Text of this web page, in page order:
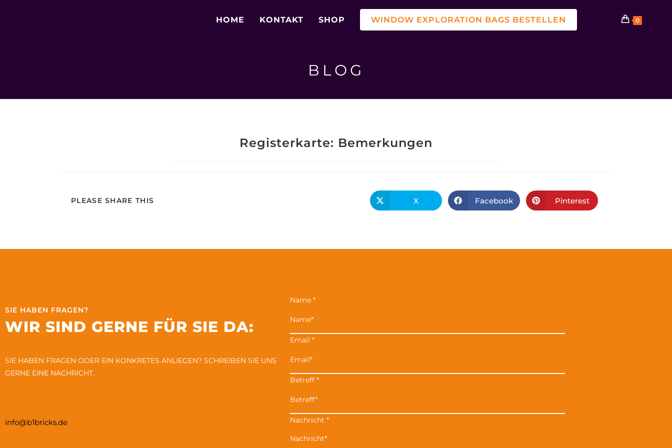
HOME KONTAKT SHOP WINDOW EXPLORATION BAGS BESTELLEN 0
BLOG
Registerkarte: Bemerkungen
PLEASE SHARE THIS X Facebook Pinterest
SIE HABEN FRAGEN?
WIR SIND GERNE FÜR SIE DA:
SIE HABEN FRAGEN ODER EIN KONKRETES ANLIEGEN? SCHREIBEN SIE UNS
GERNE EINE NACHRICHT.
info@b1bricks.de
Name *
Email *
Betreff *
Nachricht *